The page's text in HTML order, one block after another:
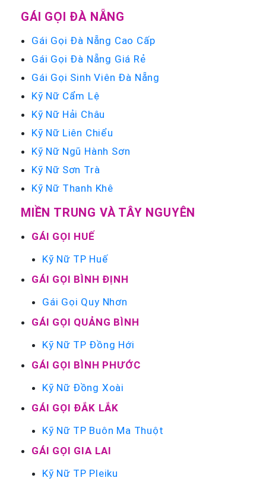
GÁI GỌI ĐÀ NẴNG
Gái Gọi Đà Nẵng Cao Cấp
Gái Gọi Đà Nẵng Giá Rẻ
Gái Gọi Sinh Viên Đà Nẵng
Kỹ Nữ Cẩm Lệ
Kỹ Nữ Hải Châu
Kỹ Nữ Liên Chiểu
Kỹ Nữ Ngũ Hành Sơn
Kỹ Nữ Sơn Trà
Kỹ Nữ Thanh Khê
MIỀN TRUNG VÀ TÂY NGUYÊN
GÁI GỌI HUẾ
Kỹ Nữ TP Huế
GÁI GỌI BÌNH ĐỊNH
Gái Gọi Quy Nhơn
GÁI GỌI QUẢNG BÌNH
Kỹ Nữ TP Đồng Hới
GÁI GỌI BÌNH PHƯỚC
Kỹ Nữ Đồng Xoài
GÁI GỌI ĐẮK LẮK
Kỹ Nữ TP Buôn Ma Thuột
GÁI GỌI GIA LAI
Kỹ Nữ TP Pleiku